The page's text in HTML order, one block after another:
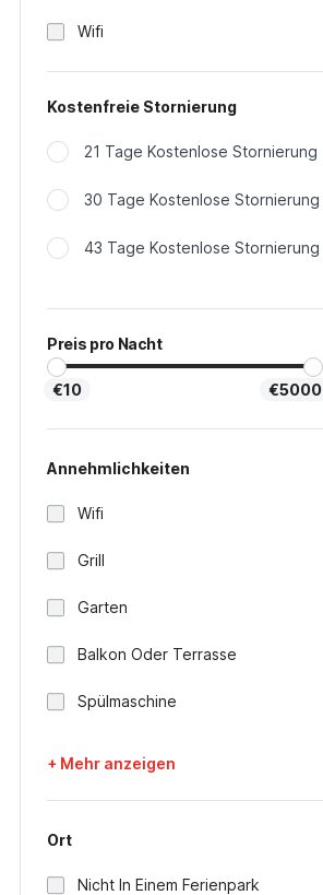
Wifi
Kostenfreie Stornierung
21 Tage Kostenlose Stornierung
30 Tage Kostenlose Stornierung
43 Tage Kostenlose Stornierung
Preis pro Nacht
€10 €5000
Annehmlichkeiten
Wifi
Grill
Garten
Balkon Oder Terrasse
Spülmaschine
+ Mehr anzeigen
Ort
Nicht In Einem Ferienpark